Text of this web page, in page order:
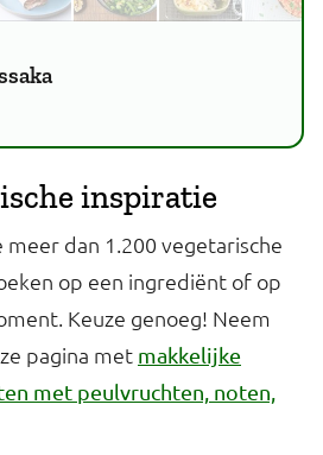
inspiratie
dan 1.200 vegetarische
op een ingrediënt of op
Keuze genoeg! Neem
pagina met makkelijke
met peulvruchten, noten,